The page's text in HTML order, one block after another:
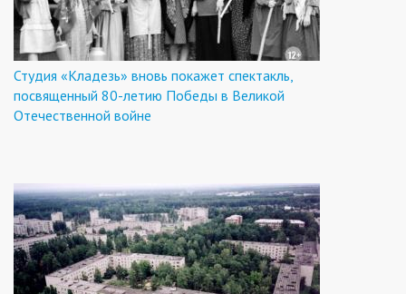
Студия «Кладезь» вновь покажет спектакль,
посвященный 80-летию Победы в Великой
Отечественной войне